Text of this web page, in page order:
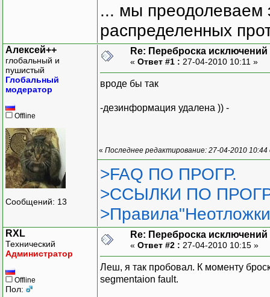
... мы преодолеваем
распределенных
Алексей++
глобальный и
пушистый
Глобальный
модератор
Offline
Сообщений: 13
Re: Переброска исключений
« Ответ #1 : 27-04-2010 10:11 »
вроде бы так
-дезинформация удалена )) -
« Последнее редактирование: 27-04-2010
>FAQ ПО ПРОГР.
>ССЫЛКИ ПО
RXL
Технический
Администратор
Offline
Пол:
Re: Переброска исключений
« Ответ #2 : 27-04-2010 10:15 »
Леш, я так пробовал. К моменту
segmentaion fault.